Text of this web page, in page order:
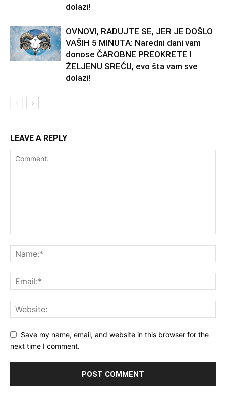
dolazi!
OVNOVI, RADUJTE SE, JER JE DOŠLO
VAŠIH 5 MINUTA: Naredni dani vam
donose ČAROBNE PREOKRETE I
ŽELJENU SREĆU, evo šta vam sve
dolazi!
LEAVE A REPLY
Save my name, email, and website in this browser for the
next time I comment.